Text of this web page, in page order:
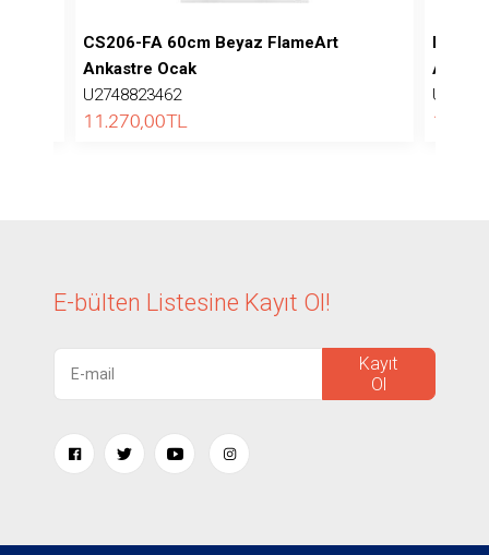
CS206-FA 60cm Beyaz FlameArt
Ankastre Ocak
U2748823462
11.270,00TL
E-bülten Listesine Kayıt Ol!
Kayıt
Ol